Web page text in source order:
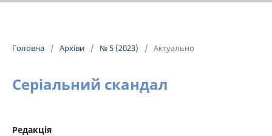
Головна / Архіви / № 5 (2023) / Актуально
Серіальний скандал
Редакція